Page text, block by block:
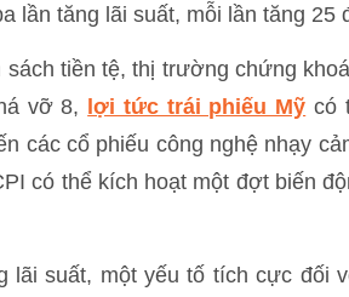
lần tăng lãi suất, mỗi lần tăng 25
tiền tệ, thị trường chứng
vỡ 8,
lợi tức trái phiếu Mỹ có
các cổ phiếu công nghệ nhạy
có thể kích hoạt một đợt biến
lãi suất, một yếu tố tích cực đối